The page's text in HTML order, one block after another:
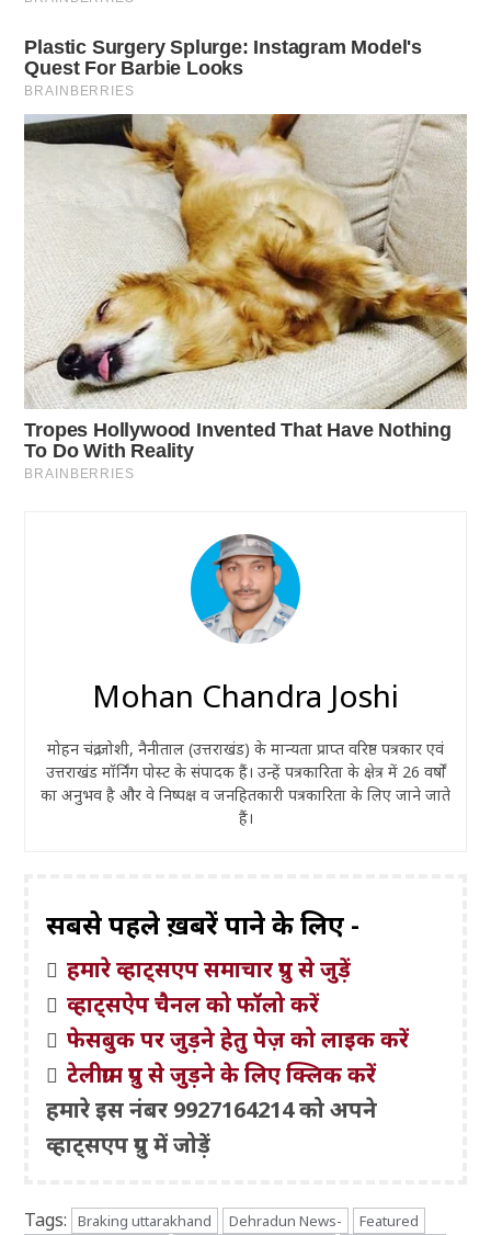
Mohan Chandra Joshi
मोहन चंद्र जोशी, नैनीताल (उत्तराखंड) के मान्यता प्राप्त वरिष्ठ पत्रकार एवं
उत्तराखंड मॉर्निंग पोस्ट के संपादक हैं। उन्हें पत्रकारिता के क्षेत्र में 26 वर्षों
का अनुभव है और वे निष्पक्ष व जनहितकारी पत्रकारिता के लिए जाने जाते
हैं।
सबसे पहले ख़बरें पाने के लिए -
हमारे व्हाट्सएप समाचार ग्रुप से जुड़ें
व्हाट्सऐप चैनल को फॉलो करें
फेसबुक पर जुड़ने हेतु पेज़ को लाइक करें
टेलीग्राम ग्रुप से जुड़ने के लिए क्लिक करें
हमारे इस नंबर 9927164214 को अपने
व्हाट्सएप ग्रुप में जोड़ें
Tags: Braking uttarakhand Dehradun News-
Featured